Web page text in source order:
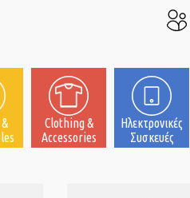
Clothing &
Accessories
Ηλεκτρονικές
Συσκευές